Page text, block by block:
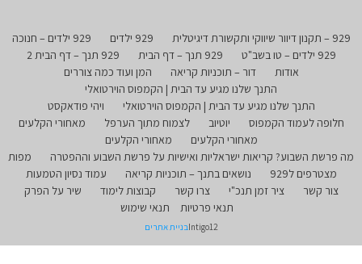
929 – תקנון דיוור שיווקי ותקשורת דיגיטלית 929 ילדים
929 ילדים – חנוכה
929 ילדים – טו בשב"ט
929 תנך – דף הבית
929 תנך – דף הבית 2
אודות
דור – תוכניות קריאה
המן ועוד כמה צוררים
התנך שלנו מגיע עד הבית | הקמפוס הוירטואלי
התנך שלנו מגיע עד הבית | הקמפוס הוירטואלי
ויהי פודאקסט
חלופה לעמוד הקמפוס
יוטיוב לצמוח מתוך הערפל
מאחורי הקלעים
מאחורי הקלעים
מאחורי הקלעים
מה פרשת השבוע? קריאות ישראליות ואישיות על פרשת השבוע וההפטרה
מפות
מצטרפים ל929
נושאים בתנך – תוכניות קריאה
עמוד נסיון הטמעות
צור קשר
ציר זמן תנכ"י צרו קשר קבוצות לימוד
שיר על הפרק
תנאי פרטיות
תנאי שימוש
Intigo12בניית אתרים